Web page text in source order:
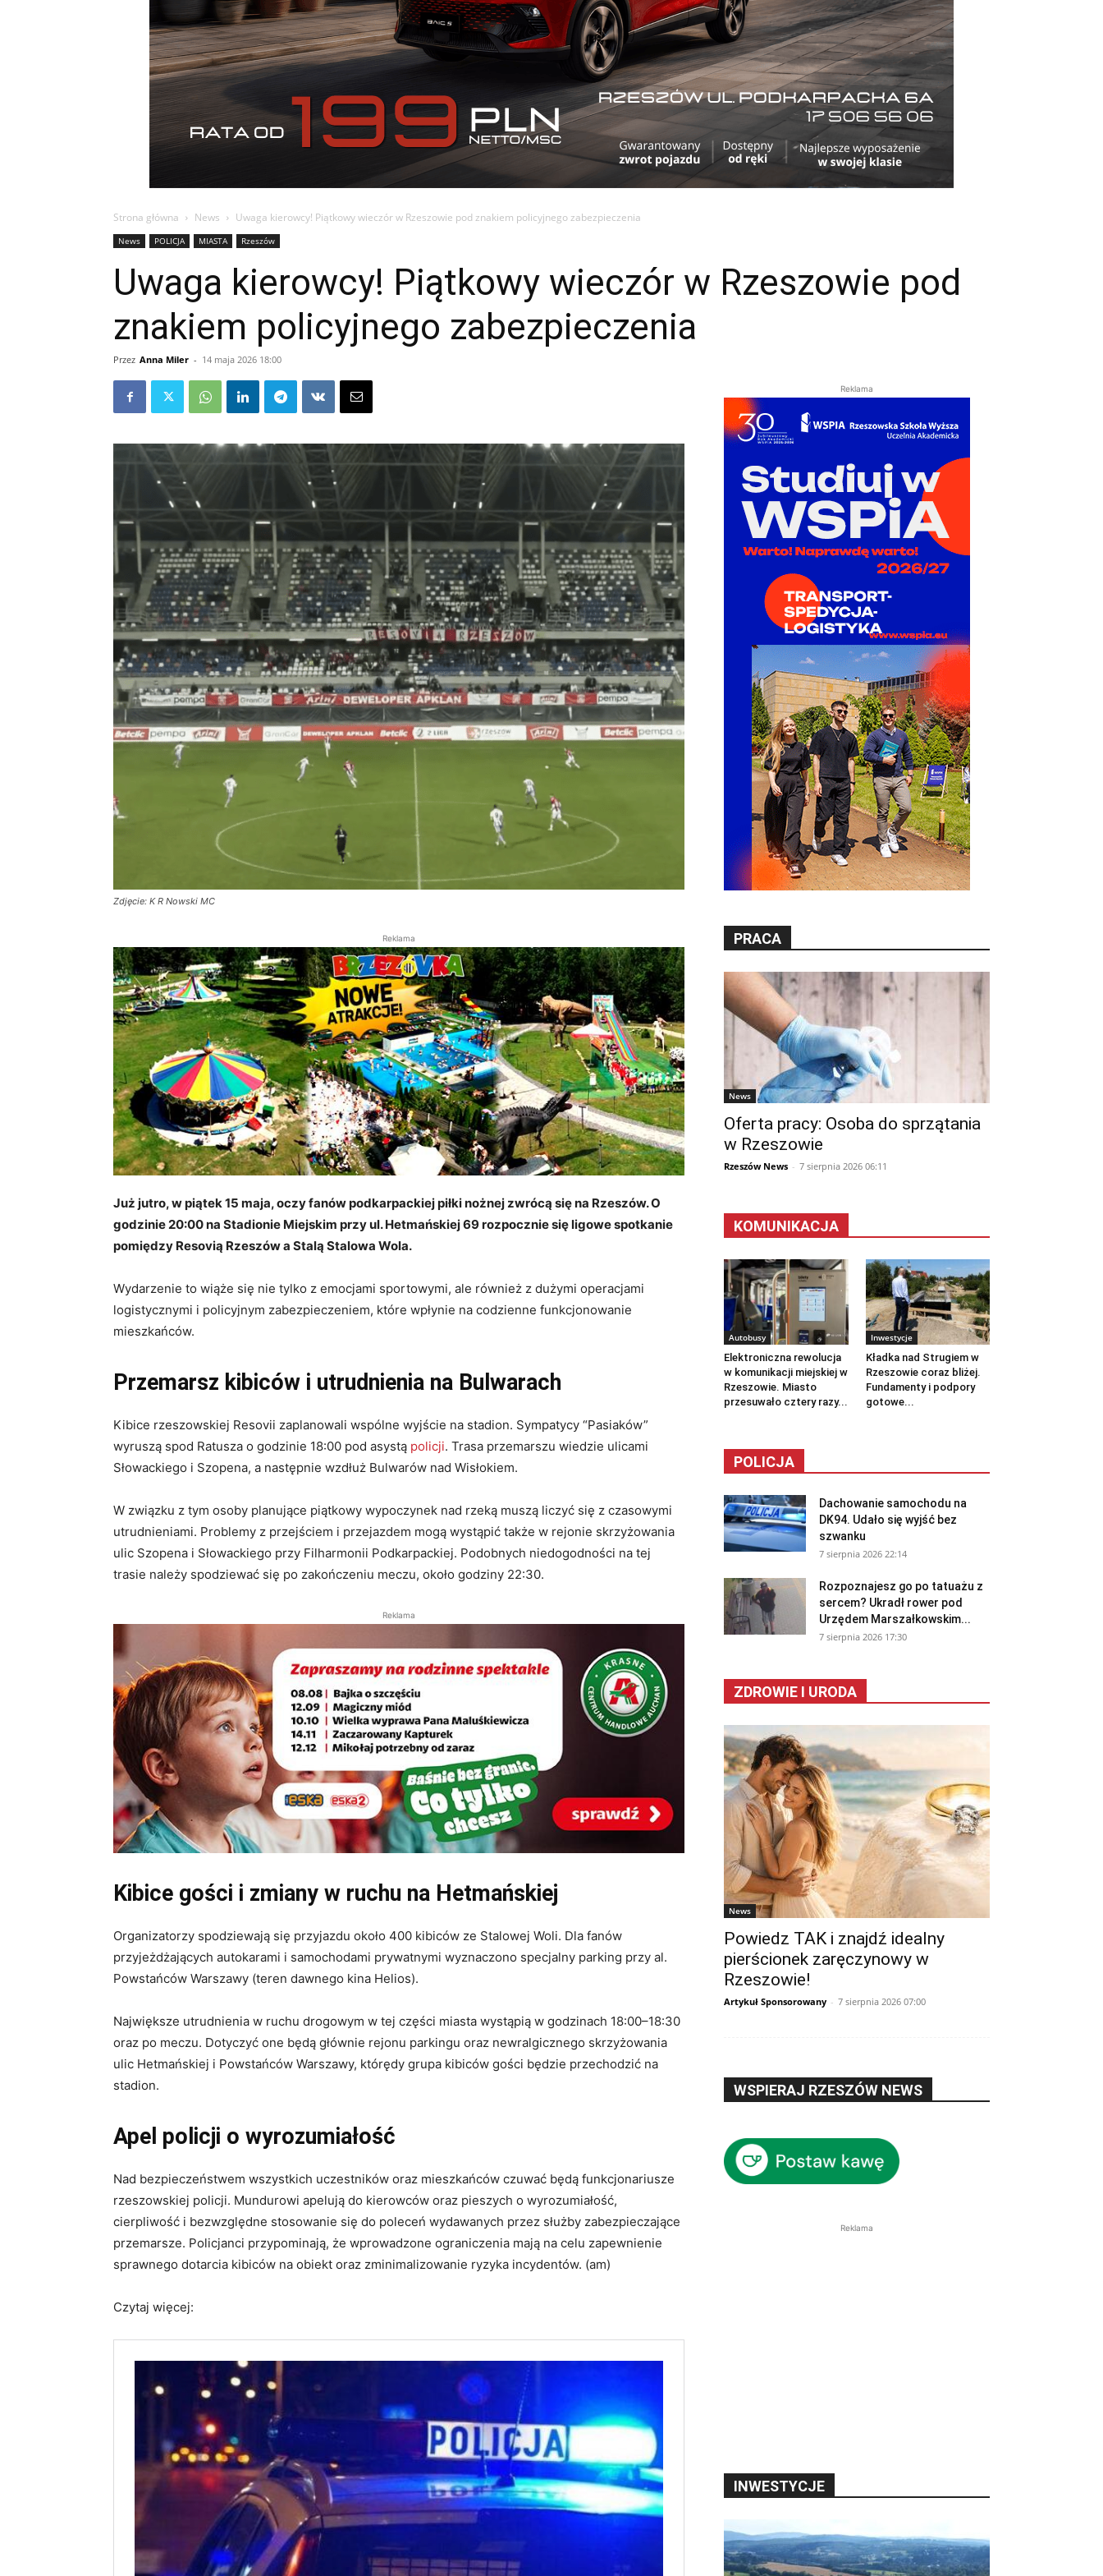
Strona główna News Uwaga kierowcy! Piątkowy wieczór w Rzeszowie pod znakiem policyjnego zabezpieczenia
News POLICJA MIASTA Rzeszów
Uwaga kierowcy! Piątkowy wieczór w Rzeszowie pod
znakiem policyjnego zabezpieczenia
Przez Anna Miler - 14 maja 2026 18:00
Zdjęcie: K R Nowski MC
Reklama
Już jutro, w piątek 15 maja, oczy fanów podkarpackiej piłki nożnej zwrócą się na Rzeszów. O
godzinie 20:00 na Stadionie Miejskim przy ul. Hetmańskiej 69 rozpocznie się ligowe spotkanie
pomiędzy Resovią Rzeszów a Stalą Stalowa Wola.
Wydarzenie to wiąże się nie tylko z emocjami sportowymi, ale również z dużymi operacjami
logistycznymi i policyjnym zabezpieczeniem, które wpłynie na codzienne funkcjonowanie
mieszkańców.
Przemarsz kibiców i utrudnienia na Bulwarach
Kibice rzeszowskiej Resovii zaplanowali wspólne wyjście na stadion. Sympatycy “Pasiaków”
wyruszą spod Ratusza o godzinie 18:00 pod asystą policji. Trasa przemarszu wiedzie ulicami
Słowackiego i Szopena, a następnie wzdłuż Bulwarów nad Wisłokiem.
W związku z tym osoby planujące piątkowy wypoczynek nad rzeką muszą liczyć się z czasowymi
utrudnieniami. Problemy z przejściem i przejazdem mogą wystąpić także w rejonie skrzyżowania
ulic Szopena i Słowackiego przy Filharmonii Podkarpackiej. Podobnych niedogodności na tej
trasie należy spodziewać się po zakończeniu meczu, około godziny 22:30.
Reklama
Kibice gości i zmiany w ruchu na Hetmańskiej
Organizatorzy spodziewają się przyjazdu około 400 kibiców ze Stalowej Woli. Dla fanów
przyjeżdżających autokarami i samochodami prywatnymi wyznaczono specjalny parking przy al.
Powstańców Warszawy (teren dawnego kina Helios).
Największe utrudnienia w ruchu drogowym w tej części miasta wystąpią w godzinach 18:00–18:30
oraz po meczu. Dotyczyć one będą głównie rejonu parkingu oraz newralgicznego skrzyżowania
ulic Hetmańskiej i Powstańców Warszawy, którędy grupa kibiców gości będzie przechodzić na
stadion.
Apel policji o wyrozumiałość
Nad bezpieczeństwem wszystkich uczestników oraz mieszkańców czuwać będą funkcjonariusze
rzeszowskiej policji. Mundurowi apelują do kierowców oraz pieszych o wyrozumiałość,
cierpliwość i bezwzględne stosowanie się do poleceń wydawanych przez służby zabezpieczające
przemarsze. Policjanci przypominają, że wprowadzone ograniczenia mają na celu zapewnienie
sprawnego dotarcia kibiców na obiekt oraz zminimalizowanie ryzyka incydentów. (am)
Czytaj więcej:
Reklama
PRACA
News
Oferta pracy: Osoba do sprzątania
w Rzeszowie
Rzeszów News - 7 sierpnia 2026 06:11
KOMUNIKACJA
Autobusy
Elektroniczna rewolucja
w komunikacji miejskiej w
Rzeszowie. Miasto
przesuwało cztery razy...
Inwestycje
Kładka nad Strugiem w
Rzeszowie coraz bliżej.
Fundamenty i podpory
gotowe...
POLICJA
Dachowanie samochodu na
DK94. Udało się wyjść bez
szwanku
7 sierpnia 2026 22:14
Rozpoznajesz go po tatuażu z
sercem? Ukradł rower pod
Urzędem Marszałkowskim...
7 sierpnia 2026 17:30
ZDROWIE I URODA
News
Powiedz TAK i znajdź idealny
pierścionek zaręczynowy w
Rzeszowie!
Artykuł Sponsorowany - 7 sierpnia 2026 07:00
WSPIERAJ RZESZÓW NEWS
Reklama
INWESTYCJE